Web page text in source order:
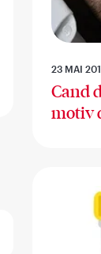
23 MAI
Cand
motiv